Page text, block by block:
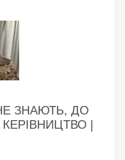
ЗНАЮТЬ, ДО
|